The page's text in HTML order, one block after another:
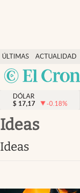
ÚLTIMAS
NOTICIAS
ACTUALIDAD
Actualidad
Finanzas y economía
Dólar y mercados
Opinión
Brand Strategy
Vida y estilo
DÓLAR
$ 17,17 -0.18%
ideas
ideas